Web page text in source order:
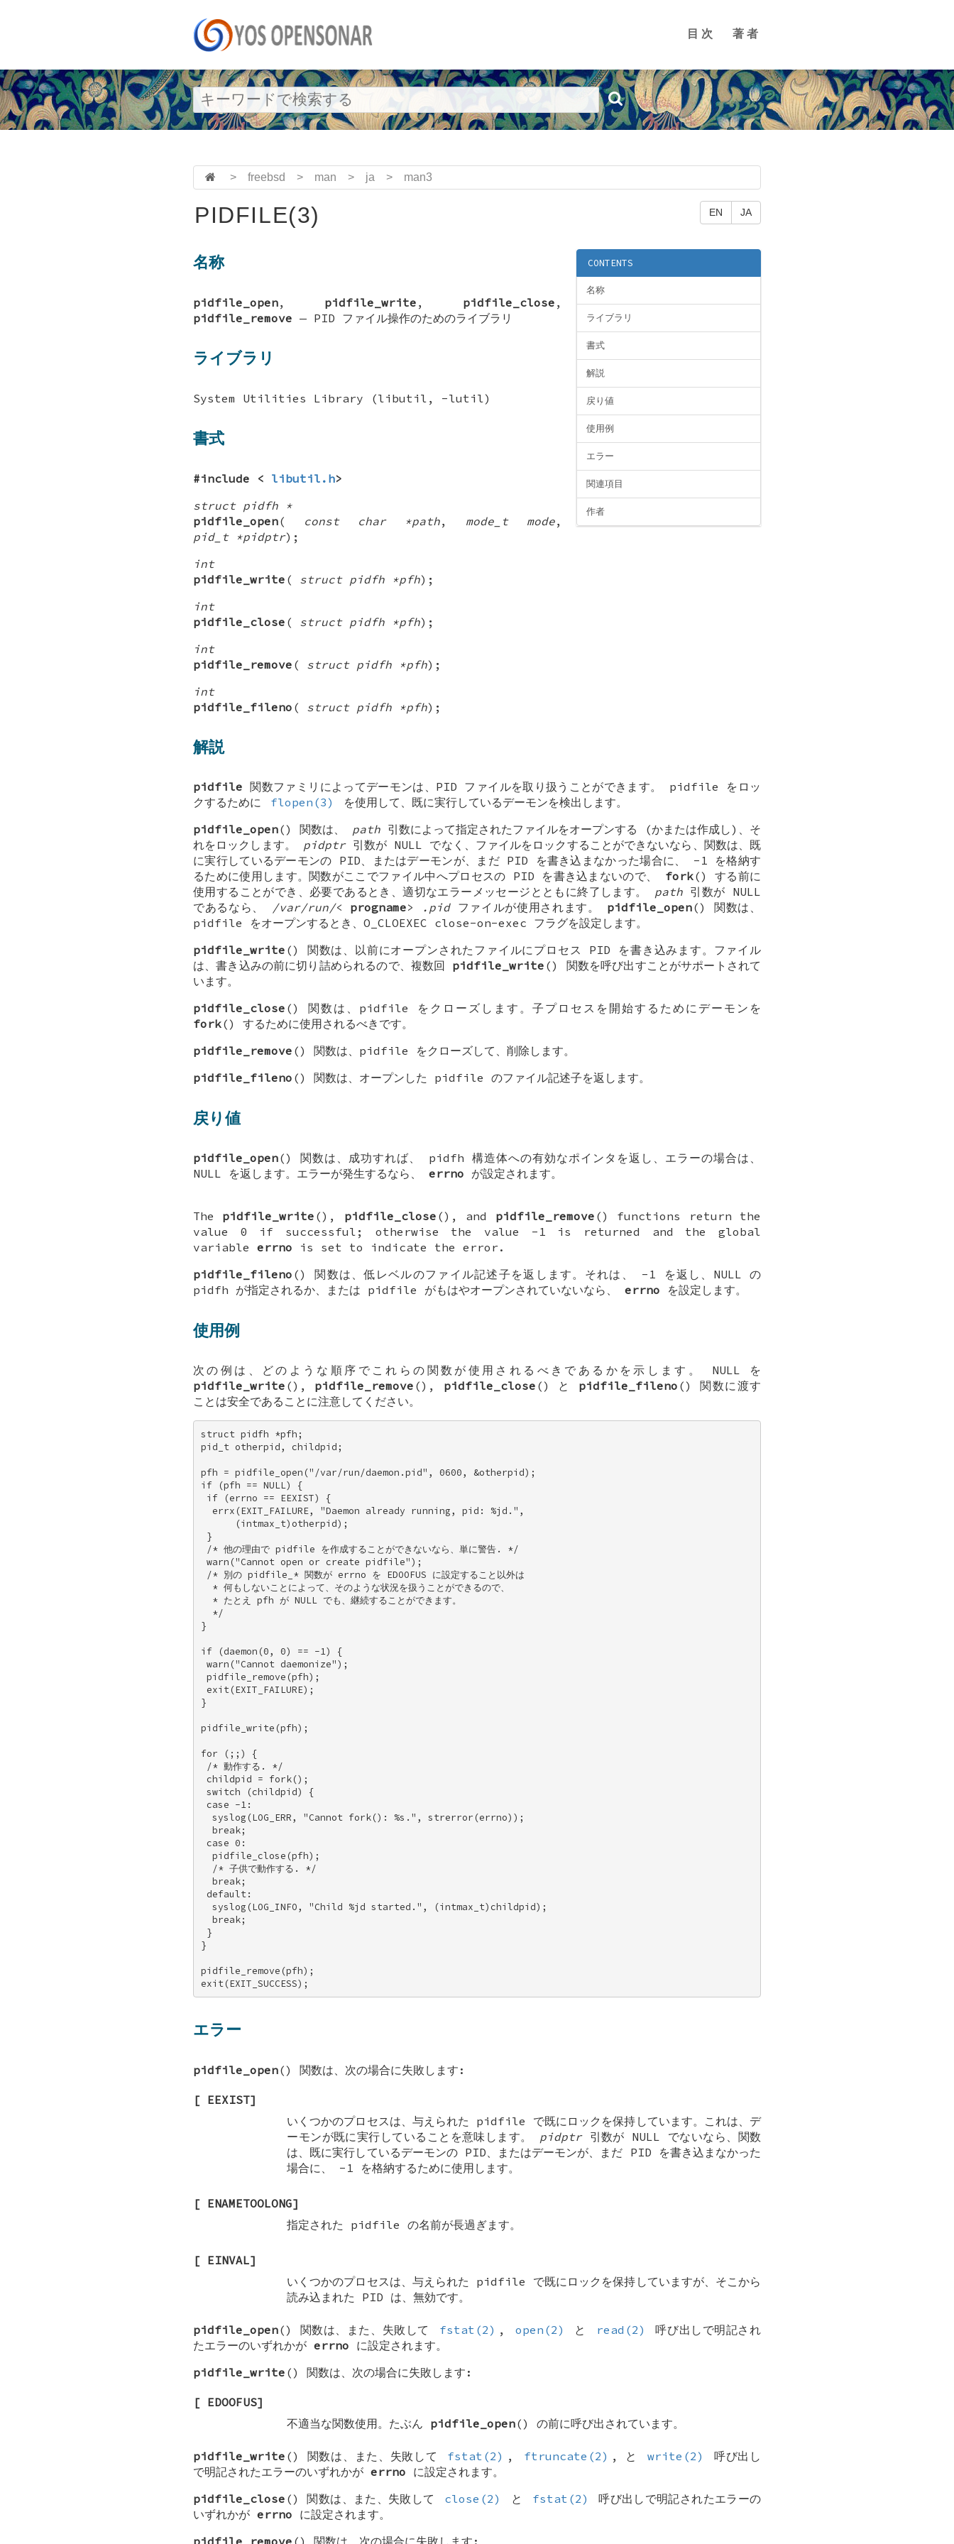
目次 著者
> freebsd > man > ja > man3
EN JA
PIDFILE(3)
CONTENTS
名称
ライブラリ
書式
解説
戻り値
使用例
エラー
関連項目
作者
名称
pidfile_open, pidfile_write , pidfile_close ,
pidfile_remove — PID ファイル操作のためのライブラリ
ライブラリ
System Utilities Library (libutil, -lutil)
書式
#include < libutil.h>
struct pidfh *
pidfile_open( const char *path, mode_t mode,
pid_t *pidptr);
int
pidfile_write ( struct pidfh *pfh);
int
pidfile_close ( struct pidfh *pfh);
int
pidfile_remove ( struct pidfh *pfh);
int
pidfile_fileno ( struct pidfh *pfh);
解説
pidfile 関数ファミリによってデーモンは、PID ファイルを取り扱うことができます。 pidfile をロッ
クするために
flopen(3)
を使用して、既に実行しているデーモンを検出します。
pidfile_open() 関数は、 path 引数によって指定されたファイルをオープンする (かまたは作成し)、そ
れをロックします。 pidptr引数が NULL でなく、ファイルをロックすることができないなら、関数は、既
に実行しているデーモンの PID、またはデーモンが、まだ PID を書き込まなかった場合に、 -1 を格納す
るために使用します。関数がここでファイル中へプロセスの PID を書き込まないので、 fork() する前に
使用することができ、必要であるとき、適切なエラーメッセージとともに終了します。 path 引数が NULL
であるなら、
/var/run/< progname> .pidファイルが使用されます。 pidfile_open() 関数は、
pidfile をオープンするとき、O_CLOEXEC close-on-exec フラグを設定します。
pidfile_write () 関数は、以前にオープンされたファイルにプロセス PID を書き込みます。ファイル
は、書き込みの前に切り詰められるので、複数回 pidfile_write () 関数を呼び出すことがサポートされて
います。
pidfile_close () 関数は、pidfile をクローズします。子プロセスを開始するためにデーモンを
fork() するために使用されるべきです。
pidfile_remove () 関数は、pidfile をクローズして、削除します。
pidfile_fileno () 関数は、オープンした pidfile のファイル記述子を返します。
戻り値
pidfile_open() 関数は、成功すれば、 pidfh 構造体への有効なポインタを返し、エラーの場合は、
NULL を返します。エラーが発生するなら、 errno が設定されます。
The pidfile_write (), pidfile_close (), and pidfile_remove () functions return the
value 0 if successful; otherwise the value -1 is returned and the global
variable errno is set to indicate the error.
pidfile_fileno () 関数は、低レベルのファイル記述子を返します。それは、 -1 を返し、NULL の
pidfh が指定されるか、または pidfile がもはやオープンされていないなら、 errno を設定します。
使用例
次の例は、どのような順序でこれらの関数が使用されるべきであるかを示します。 NULL を
pidfile_write (), pidfile_remove (), pidfile_close () と pidfile_fileno () 関数に渡す
ことは安全であることに注意してください。
struct pidfh *pfh;
pid_t otherpid, childpid;
pfh = pidfile_open("/var/run/daemon.pid", 0600, &otherpid);
if (pfh == NULL) {
if (errno == EEXIST) {
  errx(EXIT_FAILURE, "Daemon already running, pid: %jd.",
      (intmax_t)otherpid);
}
/* 他の理由で pidfile を作成することができないなら、単に警告. */
warn("Cannot open or create pidfile");
/* 別の pidfile_* 関数が errno を EDOOFUS に設定すること以外は
  * 何もしないことによって、そのような状況を扱うことができるので、
  * たとえ pfh が NULL でも、継続することができます。
  */
}
if (daemon(0, 0) == -1) {
warn("Cannot daemonize");
pidfile_remove(pfh);
exit(EXIT_FAILURE);
}
pidfile_write(pfh);
for (;;) {
/* 動作する. */
childpid = fork();
switch (childpid) {
case -1:
  syslog(LOG_ERR, "Cannot fork(): %s.", strerror(errno));
  break;
case 0:
  pidfile_close(pfh);
  /* 子供で動作する. */
  break;
default:
  syslog(LOG_INFO, "Child %jd started.", (intmax_t)childpid);
  break;
}
}
pidfile_remove(pfh);
exit(EXIT_SUCCESS);
エラー
pidfile_open() 関数は、次の場合に失敗します:
[ EEXIST]
いくつかのプロセスは、与えられた pidfile で既にロックを保持しています。これは、デ
ーモンが既に実行していることを意味します。 pidptr引数が NULL
でないなら、関数
は、既に実行しているデーモンの PID、またはデーモンが、まだ PID を書き込まなかった
場合に、 -1 を格納するために使用します。
[ ENAMETOOLONG]
指定された pidfile の名前が長過ぎます。
[ EINVAL]
いくつかのプロセスは、与えられた pidfile で既にロックを保持していますが、そこから
読み込まれた PID は、無効です。
pidfile_open() 関数は、また、失敗して fstat(2) , open(2) と read(2)
呼び出しで明記され
たエラーのいずれかが errno に設定されます。
pidfile_write () 関数は、次の場合に失敗します:
[ EDOOFUS]
不適当な関数使用。たぶん pidfile_open() の前に呼び出されています。
pidfile_write () 関数は、また、失敗して fstat(2) , ftruncate(2) , と write(2)
呼び出し
で明記されたエラーのいずれかが errno に設定されます。
pidfile_close () 関数は、また、失敗して close(2) と fstat(2)
呼び出しで明記されたエラーの
いずれかが errno に設定されます。
pidfile_remove () 関数は、次の場合に失敗します: